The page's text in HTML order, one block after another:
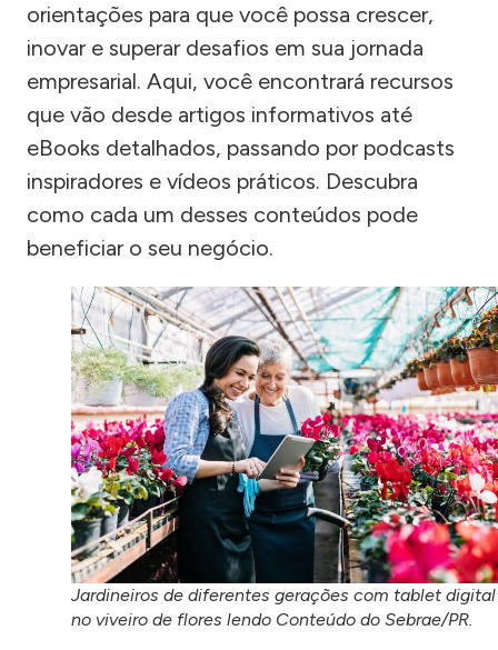
orientações para que você possa crescer,
inovar e superar desafios em sua jornada
empresarial. Aqui, você encontrará recursos
que vão desde artigos informativos até
eBooks detalhados, passando por podcasts
inspiradores e vídeos práticos. Descubra
como cada um desses conteúdos pode
beneficiar o seu negócio.
Jardineiros de diferentes gerações com tablet digital
no viveiro de flores lendo Conteúdo do Sebrae/PR.